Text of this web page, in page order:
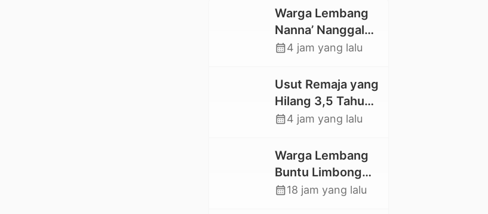
Warga Lembang
Nanna’ Nanggala,
Swadaya Cor
Jembatan
calendar_month4 jam yang lalu
Usut Remaja yang
Hilang 3,5 Tahun
Lalu, Polres Toraja
Datangi TKP
calendar_month4 jam yang lalu
Warga Lembang
Buntu Limbong
Gandasil,
calendar_month18 jam yang lalu